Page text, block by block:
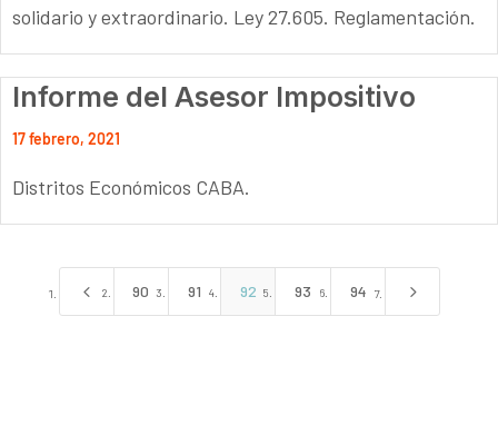
solidario y extraordinario. Ley 27.605. Reglamentación.
Informe del Asesor Impositivo
17 febrero, 2021
Distritos Económicos CABA.
4 90 91 92 93 94 5